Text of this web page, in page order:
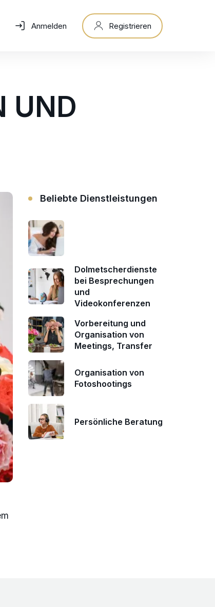
Anmelden Registrieren
UND
Beliebte Dienstleistungen
Dolmetscherdienste
bei Besprechungen
und
Videokonferenzen
Vorbereitung und
Organisation von
Meetings, Transfer
Organisation von
Fotoshootings
Persönliche Beratung